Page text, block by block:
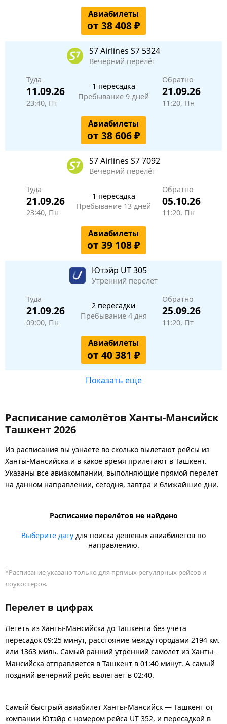
Авиабилеты
от 38 408 ₽
S7 Airlines S7 5324
Вечерний перелёт
Туда
11.09.26
23:40, Пт
1 пересадка
Пребывание 9 дней
Обратно
21.09.26
11:20, Пн
Авиабилеты
от 38 606 ₽
S7 Airlines S7 7092
Вечерний перелёт
Туда
21.09.26
23:40, Пн
1 пересадка
Пребывание 13 дней
Обратно
05.10.26
11:20, Пн
Авиабилеты
от 39 108 ₽
Ютэйр UT 305
Утренний перелёт
Туда
21.09.26
09:00, Пн
2 пересадки
Пребывание 4 дня
Обратно
25.09.26
11:20, Пт
Авиабилеты
от 40 381 ₽
Показать еще
Расписание самолётов Ханты-Мансийск
Ташкент 2026
Из расписания вы узнаете во сколько вылетают рейсы из
Ханты-Мансийска и в какое время прилетают в Ташкент.
Указаны все авиакомпании, выполняющие прямой перелет
на данном направлении, сегодня, завтра и ближайшие дни.
Расписание перелётов не найдено
Выберите дату для поиска дешевых авиабилетов по
направлению.
*Расписание указано только для прямых регулярных рейсов и
лоукостеров.
Перелет в цифрах
Лететь из Ханты-Мансийска до Ташкента без учета
пересадок 09:25 минут, расстояние между городами 2194 км.
или 1363 миль. Самый ранний утренний самолет из Ханты-
Мансийска отправляется в Ташкент в 01:40 минут. А самый
поздний вечерний рейс вылетает в 02:40.
Самый быстрый авиабилет Ханты-Мансийск — Ташкент от
компании Ютэйр с номером рейса UT 352, и пересадкой в